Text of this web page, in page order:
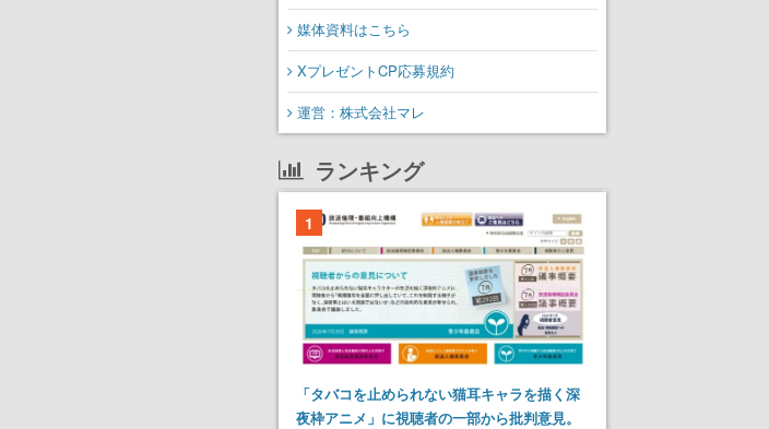
媒体資料はこちら
XプレゼントCP応募規約
運営：株式会社マレ
ランキング
1
「タバコを止められない猫耳キャラを描く深
夜枠アニメ」に視聴者の一部から批判意見。